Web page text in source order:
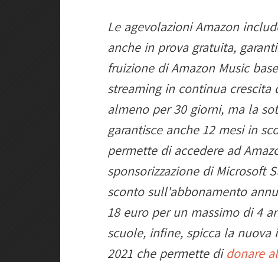
Le agevolazioni Amazon
anche in prova gratuita,
fruizione di Amazon Music
streaming in continua crescita
almeno per 30 giorni, ma la
garantisce anche 12 mesi in
permette di accedere ad
sponsorizzazione di Microsoft
sconto sull'abbonamento
18 euro per un massimo di 4
scuole, infine, spicca la
2021 che permette didonare